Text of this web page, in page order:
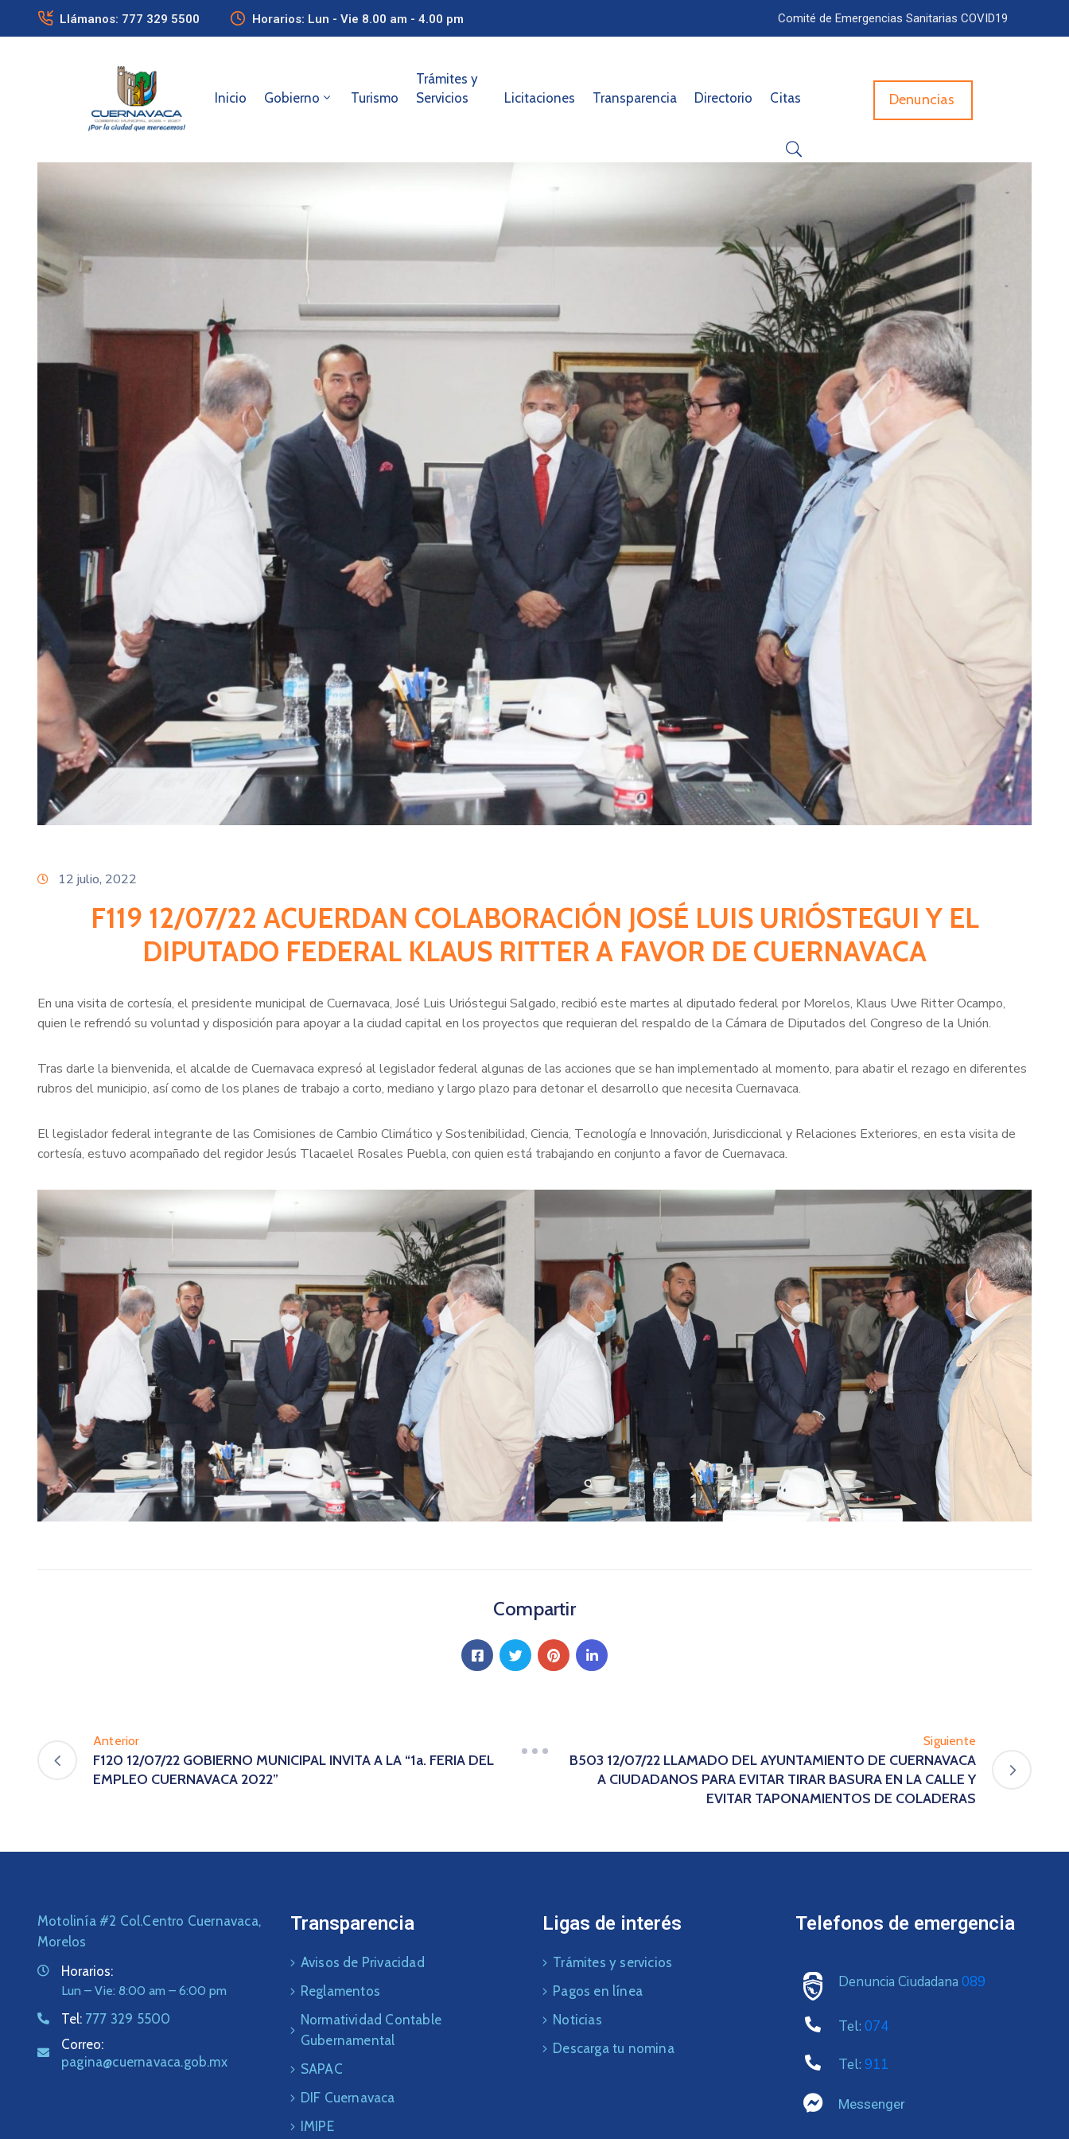
Llámanos: 777 329 5500 Horarios: Lun - Vie 8.00 am - 4.00 pm Comité de Emergencias Sanitarias COVID19
Inicio Gobierno Turismo
Trámites y
Servicios
Licitaciones Transparencia Directorio Citas Denuncias
12 julio, 2022
F119 12/07/22 ACUERDAN COLABORACIÓN JOSÉ LUIS URIÓSTEGUI Y EL
DIPUTADO FEDERAL KLAUS RITTER A FAVOR DE CUERNAVACA
En una visita de cortesía, el presidente municipal de Cuernavaca, José Luis Urióstegui Salgado, recibió este martes al diputado federal por Morelos, Klaus Uwe Ritter Ocampo,
quien le refrendó su voluntad y disposición para apoyar a la ciudad capital en los proyectos que requieran del respaldo de la Cámara de Diputados del Congreso de la Unión.
Tras darle la bienvenida, el alcalde de Cuernavaca expresó al legislador federal algunas de las acciones que se han implementado al momento, para abatir el rezago en diferentes
rubros del municipio, así como de los planes de trabajo a corto, mediano y largo plazo para detonar el desarrollo que necesita Cuernavaca.
El legislador federal integrante de las Comisiones de Cambio Climático y Sostenibilidad, Ciencia, Tecnología e Innovación, Jurisdiccional y Relaciones Exteriores, en esta visita de
cortesía, estuvo acompañado del regidor Jesús Tlacaelel Rosales Puebla, con quien está trabajando en conjunto a favor de Cuernavaca.
Compartir
Anterior
F120 12/07/22 GOBIERNO MUNICIPAL INVITA A LA “1a. FERIA DEL
EMPLEO CUERNAVACA 2022”
Siguiente
B503 12/07/22 LLAMADO DEL AYUNTAMIENTO DE CUERNAVACA
A CIUDADANOS PARA EVITAR TIRAR BASURA EN LA CALLE Y
EVITAR TAPONAMIENTOS DE COLADERAS
Motolinía #2 Col.Centro Cuernavaca,
Morelos
Horarios:
Lun – Vie: 8:00 am – 6:00 pm
Tel: 777 329 5500
Correo:
pagina@cuernavaca.gob.mx
Transparencia
Avisos de Privacidad
Reglamentos
Normatividad Contable
Gubernamental
SAPAC
DIF Cuernavaca
IMIPE
Ligas de interés
Trámites y servicios
Pagos en línea
Noticias
Descarga tu nomina
Telefonos de emergencia
Denuncia Ciudadana 089
Tel: 074
Tel: 911
Messenger